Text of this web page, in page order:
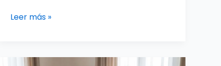
Leer más »